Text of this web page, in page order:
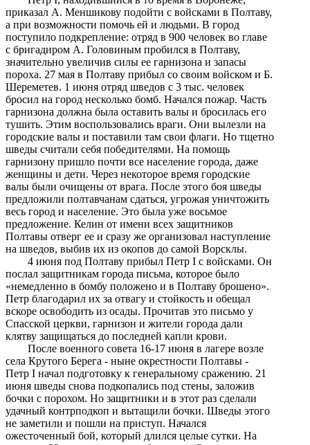
приказал А. Меншикову подойти с войсками в Полтаву,
а при возможности помочь ей и людьми. В город
поступило подкрепление: отряд в 900 человек во главе
с бригадиром А. Головиным пробился в Полтаву,
значительно увеличив силы ее гарнизона и запасы
пороха. 27 мая в Полтаву прибыл со своим войском и Б.
Шереметев. 1 июня отряд шведов с 3 тыс. человек
бросил на город несколько бомб. Начался пожар. Часть
гарнизона должна была оставить валы и бросилась его
тушить. Этим воспользовались враги. Они вылезли на
городские валы и поставили там свои флаги. Но тщетно
шведы считали себя победителями. На помощь
гарнизону пришло почти все население города, даже
женщины и дети. Через некоторое время городские
валы были очищены от врага. После этого боя шведы
предложили полтавчанам сдаться, угрожая уничтожить
весь город и население. Это была уже восьмое
предложение. Келин от имени всех защитников
Полтавы отверг ее и сразу же организовал наступление
на шведов, выбив их из окопов до самой Ворсклы.
4 июня под Полтаву прибыл Петр І с войсками. Он
послал защитникам города письма, которое было
«немедленно в бомбу положено и в Полтаву брошено».
Петр благодарил их за отвагу и стойкость и обещал
вскоре освободить из осады. Прочитав это письмо у
Спасской церкви, гарнизон и жители города дали
клятву защищаться до последней капли крови.
После военного совета 16-17 июня в лагере возле
села Крутого Берега - ныне окрестности Полтавы -
Петр I начал подготовку к генеральному сражению. 21
июня шведы снова подкопались под стены, заложив
бочки с порохом. Но защитники и в этот раз сделали
удачный контрподкоп и вытащили бочки. Шведы этого
не заметили и пошли на приступ. Начался
ожесточенный бой, который длился целые сутки. На